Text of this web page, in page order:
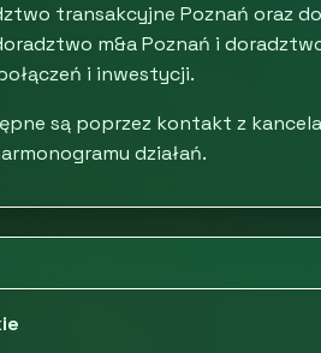
transakcyjne Poznań oraz
m&a Poznań i
i inwestycji.
są poprzez kontakt z
działań.